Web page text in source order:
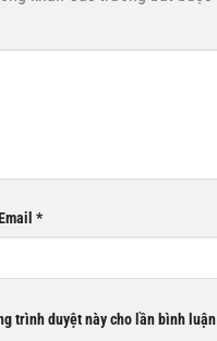
*
trình duyệt này cho lần bình